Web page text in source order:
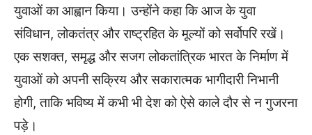
युवाओं का आह्वान किया। उन्होंने कहा कि आज के युवा
संविधान, लोकतंत्र और राष्ट्रहित के मूल्यों को सर्वोपरि रखें।
एक सशक्त, समृद्ध और सजग लोकतांत्रिक भारत के निर्माण में
युवाओं को अपनी सक्रिय और सकारात्मक भागीदारी निभानी
होगी, ताकि भविष्य में कभी भी देश को ऐसे काले दौर से न गुजरना
पड़े।